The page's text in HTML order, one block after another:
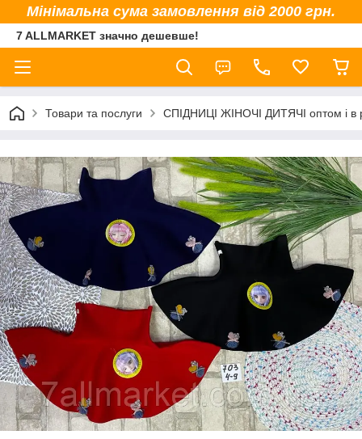
Мінімальна сума замовлення від 2000 грн.
7 ALLMARKET значно дешевше!
Товари та послуги СПІДНИЦІ ЖІНОЧІ ДИТЯЧІ оптом і в